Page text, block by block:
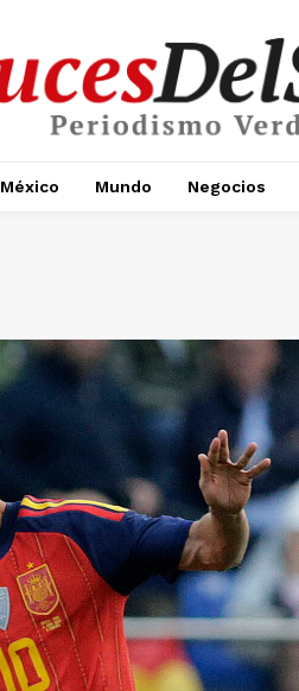
México Mundo Negocios